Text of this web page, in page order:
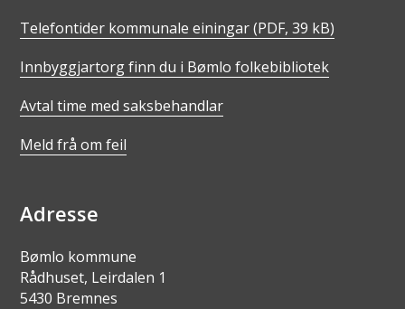
Telefontider kommunale einingar(PDF, 39 kB)
Innbyggjartorg finn du i Bømlo folkebibliotek
Avtal time med saksbehandlar
Meld frå om feil
Adresse
Bømlo kommune
Rådhuset, Leirdalen 1
5430 Bremnes